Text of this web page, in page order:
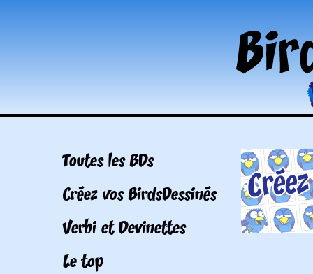
Toutes les BDs
Créez vos BirdsDessinés
Verbi et Devinettes
Le top